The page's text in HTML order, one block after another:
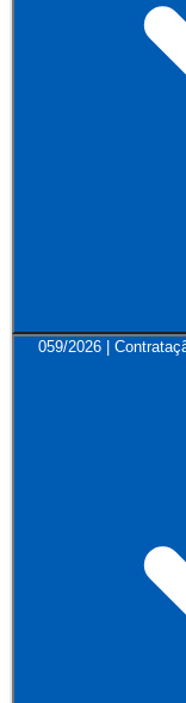
059/2026 |